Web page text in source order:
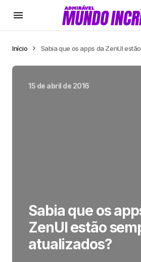
Início Sabia que os apps da ZenUI
15 de abril de 2016
Sabia que os
ZenUI estão
atualizados?